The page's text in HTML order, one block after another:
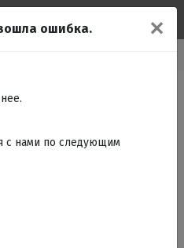
✕
ошибка.
с нами по следующим